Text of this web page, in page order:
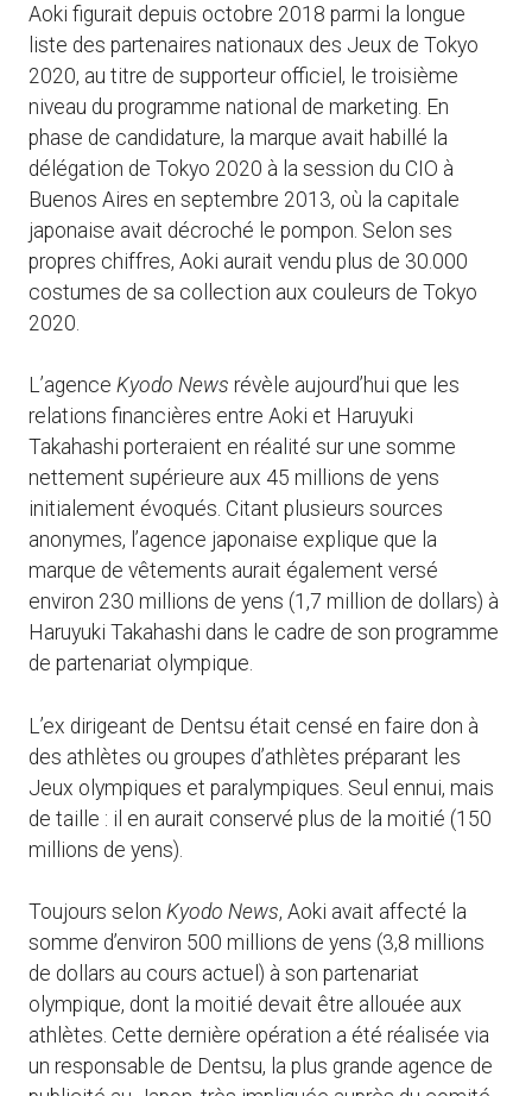
Aoki figurait depuis octobre 2018 parmi la longue
liste des partenaires nationaux des Jeux de Tokyo
2020, au titre de supporteur officiel, le troisième
niveau du programme national de marketing. En
phase de candidature, la marque avait habillé la
délégation de Tokyo 2020 à la session du CIO à
Buenos Aires en septembre 2013, où la capitale
japonaise avait décroché le pompon. Selon ses
propres chiffres, Aoki aurait vendu plus de 30.000
costumes de sa collection aux couleurs de Tokyo
2020.
L’agence Kyodo News révèle aujourd’hui que les
relations financières entre Aoki et Haruyuki
Takahashi porteraient en réalité sur une somme
nettement supérieure aux 45 millions de yens
initialement évoqués. Citant plusieurs sources
anonymes, l’agence japonaise explique que la
marque de vêtements aurait également versé
environ 230 millions de yens (1,7 million de dollars) à
Haruyuki Takahashi dans le cadre de son programme
de partenariat olympique.
L’ex dirigeant de Dentsu était censé en faire don à
des athlètes ou groupes d’athlètes préparant les
Jeux olympiques et paralympiques. Seul ennui, mais
de taille : il en aurait conservé plus de la moitié (150
millions de yens).
Toujours selon Kyodo News, Aoki avait affecté la
somme d’environ 500 millions de yens (3,8 millions
de dollars au cours actuel) à son partenariat
olympique, dont la moitié devait être allouée aux
athlètes. Cette dernière opération a été réalisée via
un responsable de Dentsu, la plus grande agence de